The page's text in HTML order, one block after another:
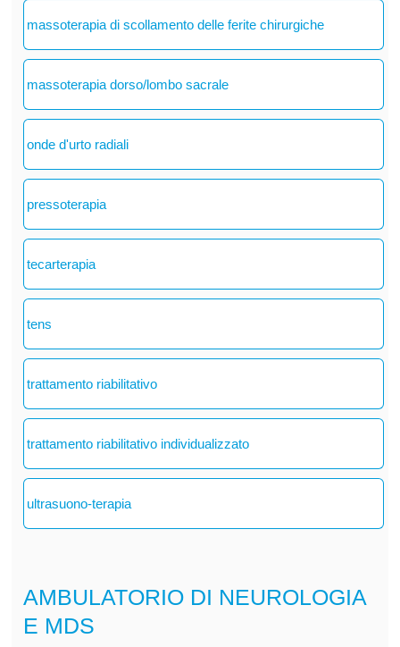
massoterapia di scollamento delle ferite chirurgiche
massoterapia dorso/lombo sacrale
onde d'urto radiali
pressoterapia
tecarterapia
tens
trattamento riabilitativo
trattamento riabilitativo individualizzato
ultrasuono-terapia
AMBULATORIO DI NEUROLOGIA
E MDS